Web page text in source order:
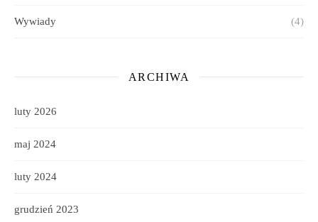
Wywiady (4)
ARCHIWA
luty 2026
maj 2024
luty 2024
grudzień 2023